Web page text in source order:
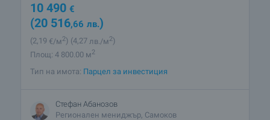
10 490 €
(20 516,66 лв.)
(2,19 €/м2) (4,27 лв./м2)
Площ: 4 800.00 м2
Тип на имота: Парцел за инвестиция
Стефан Абанозов
Регионален мениджър, Самоков